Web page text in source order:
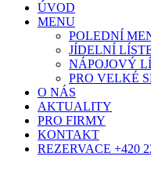
ÚVOD
MENU
POLEDNÍ
JÍDELNÍ
NÁPOJOVÝ
PRO VELKÉ
O NÁS
AKTUALITY
PRO FIRMY
KONTAKT
REZERVACE +420